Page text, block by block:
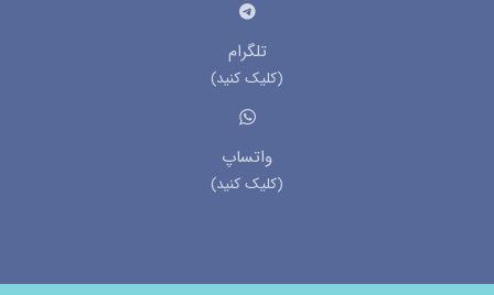
تلگرام
(کلیک کنید)
واتساپ
(کلیک کنید)